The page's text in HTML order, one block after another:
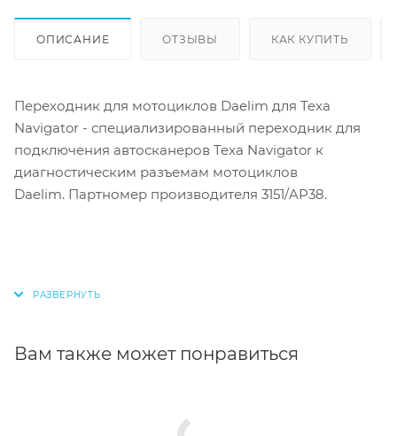
ОПИСАНИЕ ОТЗЫВЫ КАК КУПИТЬ
Переходник для мотоциклов Daelim для Texa
Navigator - специализированный переходник для
подключения автосканеров Texa Navigator к
диагностическим разъемам мотоциклов
Daelim. Партномер производителя 3151/AP38.
Вам также может понравиться